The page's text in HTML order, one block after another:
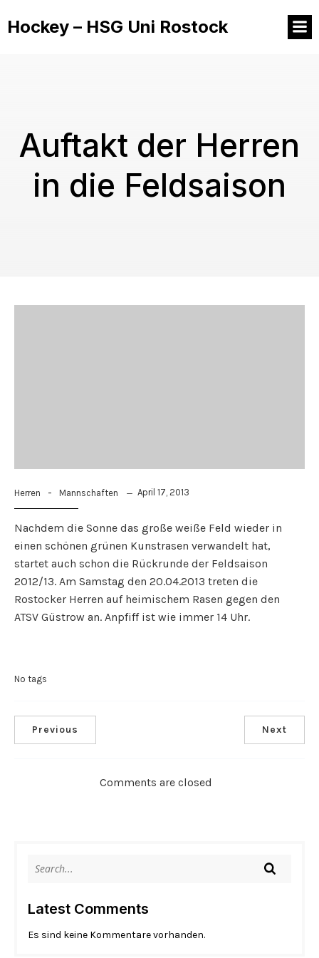
Hockey – HSG Uni Rostock
Auftakt der Herren
in die Feldsaison
Herren - Mannschaften April 17, 2013
Nachdem die Sonne das große weiße Feld wieder in
einen schönen grünen Kunstrasen verwandelt hat,
startet auch schon die Rückrunde der Feldsaison
2012/13. Am Samstag den 20.04.2013 treten die
Rostocker Herren auf heimischem Rasen gegen den
ATSV Güstrow an. Anpfiff ist wie immer 14 Uhr.
No tags
Previous Next
Comments are closed
Latest Comments
Es sind keine Kommentare vorhanden.